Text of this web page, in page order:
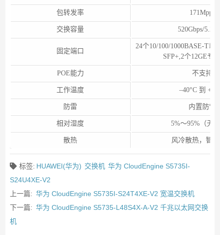
包转发率 171Mpps
交换容量 520Gbps/
固定端口
24个10/100/1000BASE-T以
SFP+,2个12GE专
POE能力 不支持
工作温度 –40°C 到
防雷 内置防雷
相对湿度 5%～95%（无
散热 风冷散热，智
标签: HUAWEI(华为) 交换机 华为 CloudEngine S5735I-
S24U4XE-V2
上一篇: 华为 CloudEngine S5735I-S24T4XE-V2 宽温交换机
下一篇: 华为 CloudEngine S5735-L48S4X-A-V2 千兆以太网交换
机